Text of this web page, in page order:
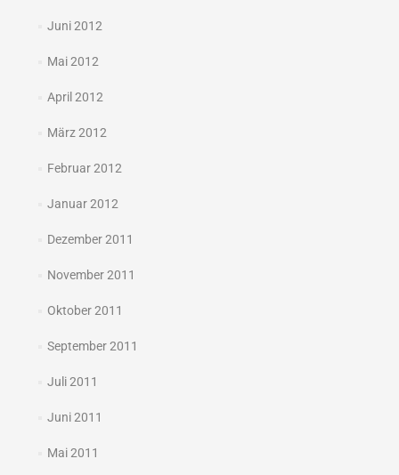
Juni 2012
Mai 2012
April 2012
März 2012
Februar 2012
Januar 2012
Dezember 2011
November 2011
Oktober 2011
September 2011
Juli 2011
Juni 2011
Mai 2011